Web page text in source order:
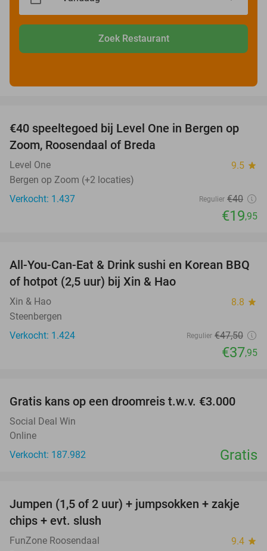
Zoek Restaurant
50%
€40 speeltegoed bij Level One in Bergen op
Zoom, Roosendaal of Breda
Level One 9.5 star
Bergen op Zoom (+2 locaties)
Verkocht: 1.437
Regulier €40
€19,95
20%
All-You-Can-Eat & Drink sushi en Korean BBQ
of hotpot (2,5 uur) bij Xin & Hao
Xin & Hao 8.8 star
Steenbergen
Verkocht: 1.424
Regulier €47,50
€37,95
Gratis kans op een droomreis t.w.v. €3.000
Social Deal Win
Online
Verkocht: 187.982
Gratis
48%
Jumpen (1,5 of 2 uur) + jumpsokken + zakje
chips + evt. slush
FunZone Roosendaal 9.4 star